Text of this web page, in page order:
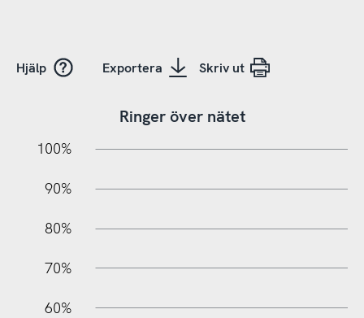
Hjälp Exportera Skriv ut
Ringer över nätet
100%
90%
80%
70%
60%